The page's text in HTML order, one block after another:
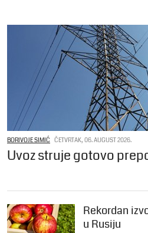
BORIVOJE SIMIĆ ČETVRTAK, 06. AUGUST 2026.
Uvoz struje gotovo
Rekordan
u Rusiju